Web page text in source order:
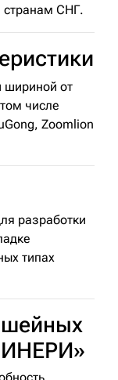
странам СНГ.
шириной от
числе
Zoomlion
разработки
типах